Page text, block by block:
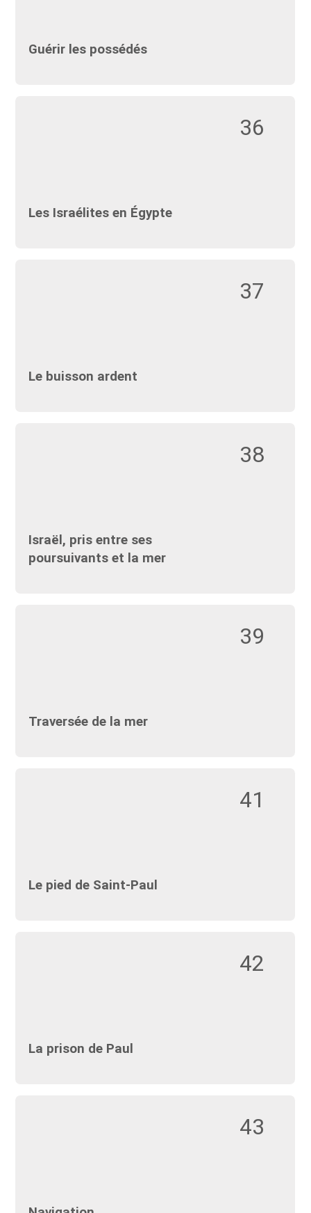
Guérir les possédés
36
Les Israélites en Égypte
37
Le buisson ardent
38
Israël, pris entre ses
poursuivants et la mer
39
Traversée de la mer
41
Le pied de Saint-Paul
42
La prison de Paul
43